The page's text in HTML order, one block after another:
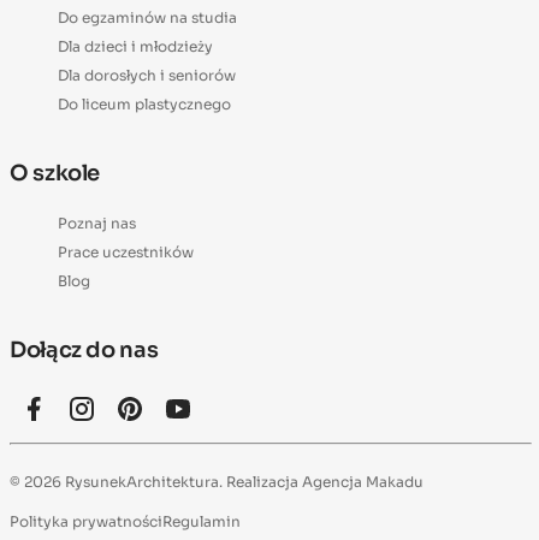
Do egzaminów na studia
Dla dzieci i młodzieży
Dla dorosłych i seniorów
Do liceum plastycznego
O szkole
Poznaj nas
Prace uczestników
Blog
Dołącz do nas
© 2026 RysunekArchitektura. Realizacja Agencja Makadu
Polityka prywatnościRegulamin